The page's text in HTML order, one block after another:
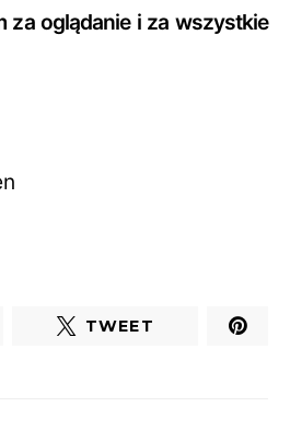
za oglądanie i za wszystkie
TWEET